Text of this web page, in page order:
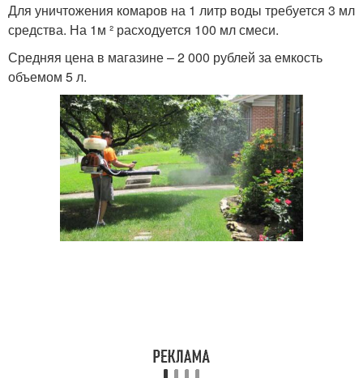
Для уничтожения комаров на 1 литр воды требуется 3 мл
средства. На 1м ² расходуется 100 мл смеси.
Средняя цена в магазине – 2 000 рублей за емкость
объемом 5 л.